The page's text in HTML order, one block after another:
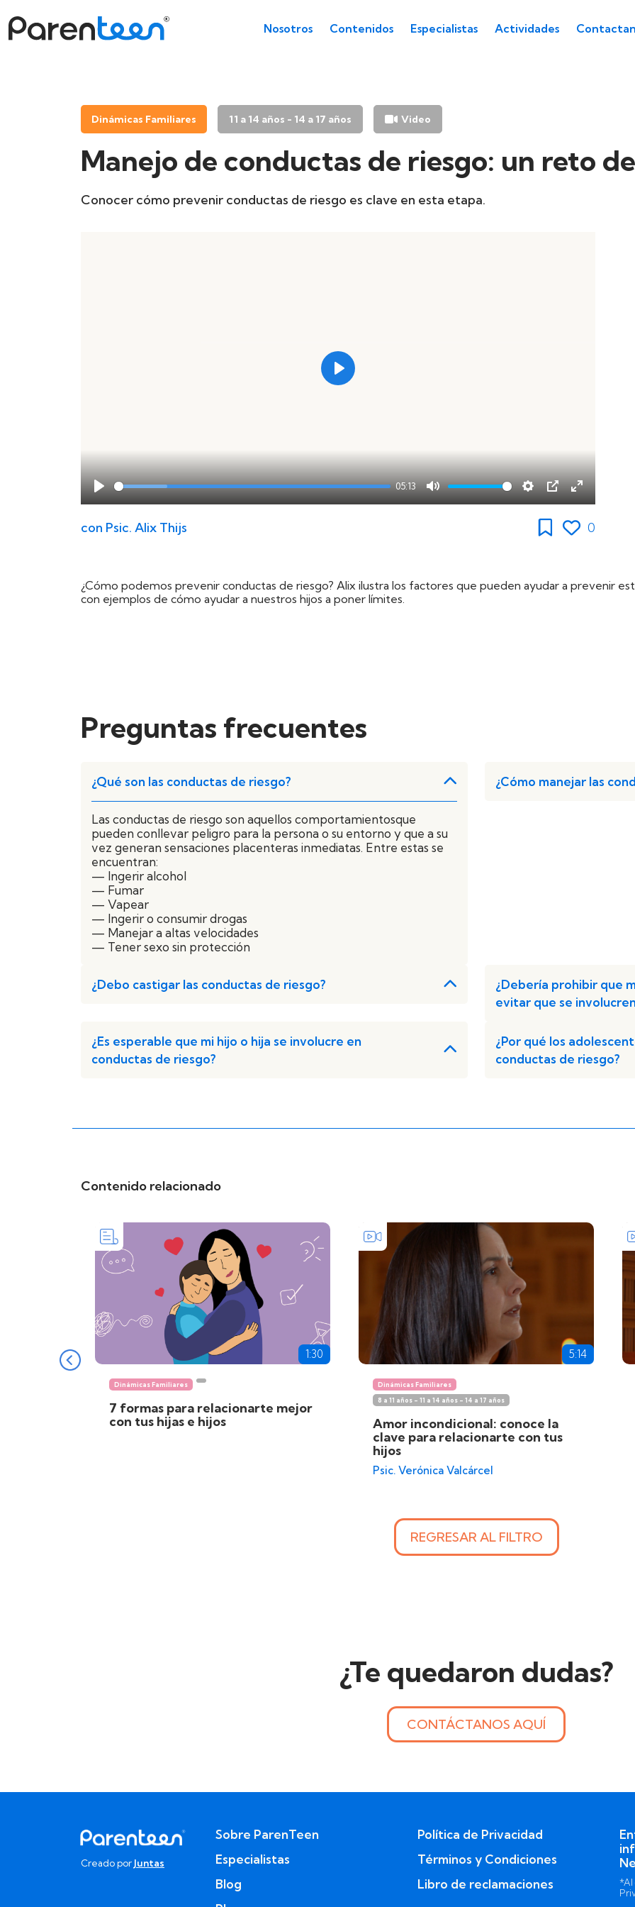
Nosotros Contenidos Especialistas Actividades
Dinámicas Familiares 11 a 14 años - 14 a 17 años Video
Manejo de conductas de riesgo: un reto
Conocer cómo prevenir conductas de riesgo es clave en esta etapa.
Play
05:13
Mute Settings
PIP Enter
fullscreen
Play
con Psic. Alix Thijs 0
¿Cómo podemos prevenir conductas de riesgo? Alix ilustra los factores que pueden ayudar a prevenir
con ejemplos de cómo ayudar a nuestros hijos a poner límites.
Preguntas frecuentes
¿Qué son las conductas de riesgo?
Las conductas de riesgo son aquellos comportamientosque
pueden conllevar peligro para la persona o su entorno y que a su
vez generan sensaciones placenteras inmediatas. Entre estas se
encuentran:
— Ingerir alcohol
— Fumar
— Vapear
— Ingerir o consumir drogas
— Manejar a altas velocidades
— Tener sexo sin protección
¿Cómo manejar las
¿Debo castigar las conductas de riesgo?
¿Debería prohibir que
evitar que se
¿Es esperable que mi hijo o hija se involucre en
conductas de riesgo?
¿Por qué los
conductas de riesgo?
Contenido relacionado
1:30
Dinámicas Familiares
7 formas para relacionarte mejor
con tus hijas e hijos
5:14
Dinámicas Familiares
8 a 11 años - 11 a 14 años - 14 a 17 años
Amor incondicional: conoce la
clave para relacionarte con tus
hijos
Psic. Verónica Valcárcel
REGRESAR AL FILTRO
¿Te quedaron dudas?
CONTÁCTANOS AQUÍ
Creado por Juntas
Sobre ParenTeen
Especialistas
Blog
Política de Privacidad
Términos y Condiciones
Libro de reclamaciones
*Al